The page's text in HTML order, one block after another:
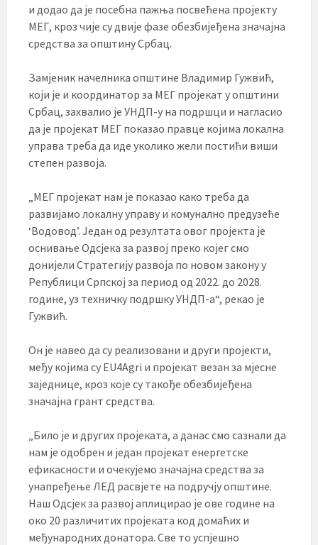
и додао да је посебна пажња посвећена пројекту
МЕГ, кроз чије су двије фазе обезбијеђена значајна
средства за општину Србац.
Замјеник начелника општине Владимир Гужвић,
који је и координатор за МЕГ пројекат у општини
Србац, захвалио је УНДП-у на подршци и нагласио
да је пројекат МЕГ показао правце којима локална
управа треба да иде уколико жели постићи виши
степен развоја.
„МЕГ пројекат нам је показао како треба да
развијамо локалну управу и комунално предузеће
‘Водовод’. Један од резултата овог пројекта је
оснивање Одсјека за развој преко којег смо
донијели Стратегију развоја по новом закону у
Републици Српској за период од 2022. до 2028.
године, уз техничку подршку УНДП-а“, рекао је
Гужвић.
Он је навео да су реализовани и други пројекти,
међу којима су EU4Agri и пројекат везан за мјесне
заједнице, кроз које су такође обезбијеђена
значајна грант средства.
„Било је и других пројеката, а данас смо сазнали да
нам је одобрен и један пројекат енергетске
ефикасности и очекујемо значајна средства за
унапређење ЛЕД расвјете на подручју општине.
Наш Одсјек за развој аплицирао је ове године на
око 20 различитих пројеката код домаћих и
међународних донатора. Све то успјешно